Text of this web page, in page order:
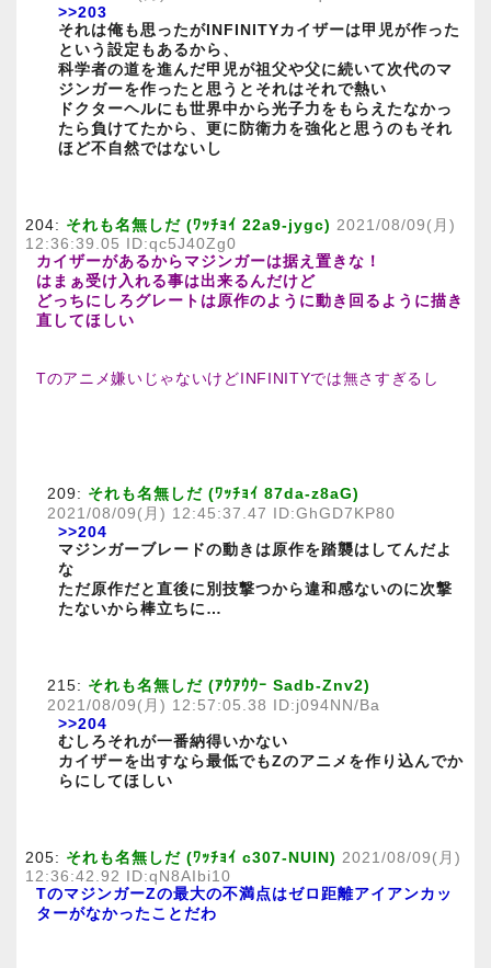
>>203
それは俺も思ったがINFINITYカイザーは甲児が作った
という設定もあるから、
科学者の道を進んだ甲児が祖父や父に続いて次代のマ
ジンガーを作ったと思うとそれはそれで熱い
ドクターヘルにも世界中から光子力をもらえたなかっ
たら負けてたから、更に防衛力を強化と思うのもそれ
ほど不自然ではないし
204: それも名無しだ (ﾜｯﾁｮｲ 22a9-jygc) 2021/08/09(月)
12:36:39.05 ID:qc5J40Zg0
カイザーがあるからマジンガーは据え置きな！
はまぁ受け入れる事は出来るんだけど
どっちにしろグレートは原作のように動き回るように描き
直してほしい
Tのアニメ嫌いじゃないけどINFINITYでは無さすぎるし
209: それも名無しだ (ﾜｯﾁｮｲ 87da-z8aG)
2021/08/09(月) 12:45:37.47 ID:GhGD7KP80
>>204
マジンガーブレードの動きは原作を踏襲はしてんだよ
な
ただ原作だと直後に別技撃つから違和感ないのに次撃
たないから棒立ちに…
215: それも名無しだ (ｱｳｱｳｳｰ Sadb-Znv2)
2021/08/09(月) 12:57:05.38 ID:j094NN/Ba
>>204
むしろそれが一番納得いかない
カイザーを出すなら最低でもZのアニメを作り込んでか
らにしてほしい
205: それも名無しだ (ﾜｯﾁｮｲ c307-NUIN) 2021/08/09(月)
12:36:42.92 ID:qN8AIbi10
TのマジンガーZの最大の不満点はゼロ距離アイアンカッ
ターがなかったことだわ